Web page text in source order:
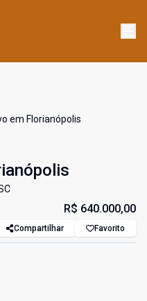
em Florianópolis
R$ 640.000,00
Compartilhar Favorito